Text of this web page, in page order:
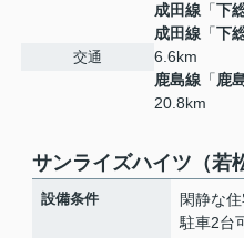
交通
成田線 「下
成田線 「下
6.6km
鹿島線 「 鹿
20.8km
サンライズハイツ（若
設備条件
閑静な
駐車2台